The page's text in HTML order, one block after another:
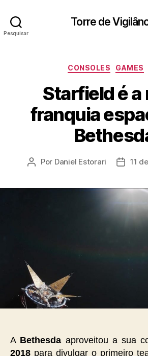
Pesquisar
Torre de
CONSOLES GAMES
Starfield é a
franquia
Autor
Por Daniel Estorari
Data
11
A Bethesda aproveitou a sua
2018 para divulgar o primeiro